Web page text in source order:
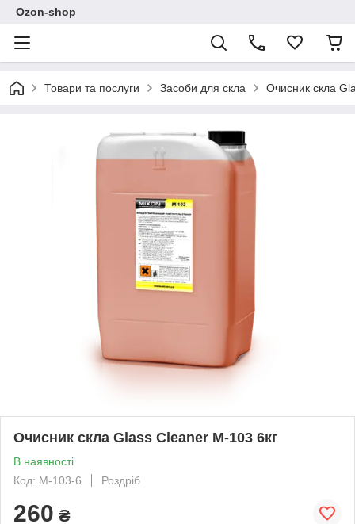
Ozon-shop
Товари та послуги Засоби для скла Очисник скла
Очисник скла Glass Cleaner M-103 6кг
В наявності
Код: M-103-6
Роздріб
260 ₴